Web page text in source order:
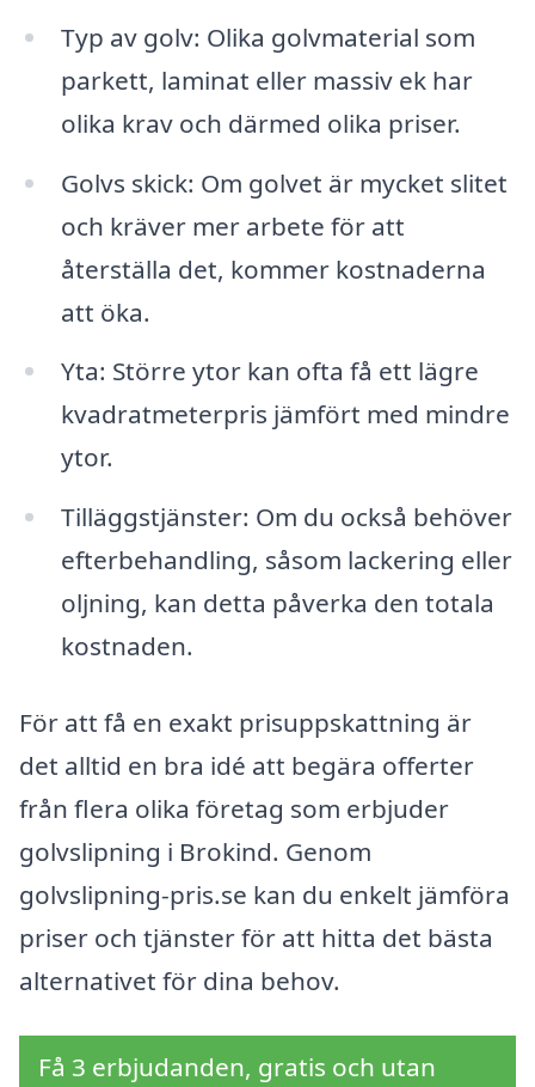
Typ av golv: Olika golvmaterial som
parkett, laminat eller massiv ek har
olika krav och därmed olika priser.
Golvs skick: Om golvet är mycket slitet
och kräver mer arbete för att
återställa det, kommer kostnaderna
att öka.
Yta: Större ytor kan ofta få ett lägre
kvadratmeterpris jämfört med mindre
ytor.
Tilläggstjänster: Om du också behöver
efterbehandling, såsom lackering eller
oljning, kan detta påverka den totala
kostnaden.
För att få en exakt prisuppskattning är
det alltid en bra idé att begära offerter
från flera olika företag som erbjuder
golvslipning i Brokind. Genom
golvslipning-pris.se kan du enkelt jämföra
priser och tjänster för att hitta det bästa
alternativet för dina behov.
Få 3 erbjudanden, gratis och utan